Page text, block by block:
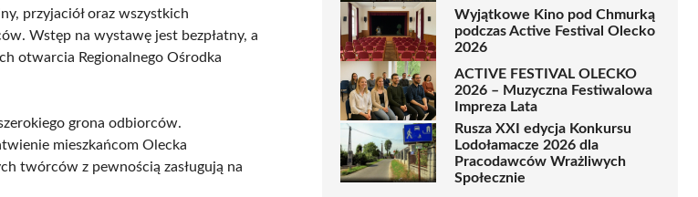
przyjaciół oraz wszystkich
Wstęp na wystawę jest bezpłatny, a
otwarcia Regionalnego Ośrodka
grona odbiorców.
mieszkańcom Olecka
twórców z pewnością zasługują na
Wyjątkowe Kino pod Chmurką
podczas Active Festival Olecko
2026
ACTIVE FESTIVAL OLECKO
2026 – Muzyczna Festiwalowa
Impreza Lata
Rusza XXI edycja Konkursu
Lodołamacze 2026 dla
Pracodawców Wrażliwych
Społecznie